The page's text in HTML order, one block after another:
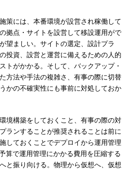
策には、本番環境が設営され稼働して
拠点・サイトを設営して移設運用がで
望ましい。サイトの選定、設計プラ
投資、設営と運営に備えるための人的
トがかかる。そして、バックアップ・
方法や手法の複雑さ、有事の際に切替
かの不確実性にも事前に対処しておか
境構築をしておくこと、有事の際の対
ランすることが推奨されることは前に
しておくことでデプロイから運用管理
算で運用管理にかかる費用を圧縮する
と振り向ける。物理から仮想へ、仮想